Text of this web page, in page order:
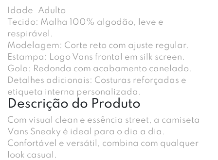
Idade
Adulto
Tecido: Malha 100% algodão, leve e
respirável.
Modelagem: Corte reto com ajuste regular.
Estampa: Logo Vans frontal em silk screen.
Gola: Redonda com acabamento canelado.
Detalhes adicionais: Costuras reforçadas e
etiqueta interna personalizada.
Descrição do Produto
Com visual clean e essência street, a camiseta
Vans Sneaky é ideal para o dia a dia.
Confortável e versátil, combina com qualquer
look casual.